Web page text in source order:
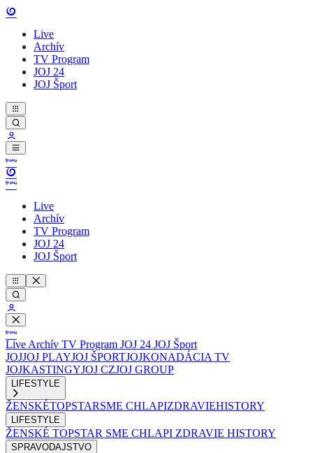
Live
Archív
TV Program
JOJ 24
JOJ Šport
Live
Archív
TV Program
JOJ 24
JOJ Šport
Live Archív TV Program JOJ 24 JOJ Šport
JOJJOJ PLAYJOJ ŠPORTJOJKONADÁCIA TV
JOJKASTINGYJOJ CZJOJ GROUP
LIFESTYLE
ŽENSKÉTOPSTARSME CHLAPIZDRAVIEHISTORY
LIFESTYLE
ŽENSKÉ TOPSTAR SME CHLAPI ZDRAVIE HISTORY
SPRAVODAJSTVO